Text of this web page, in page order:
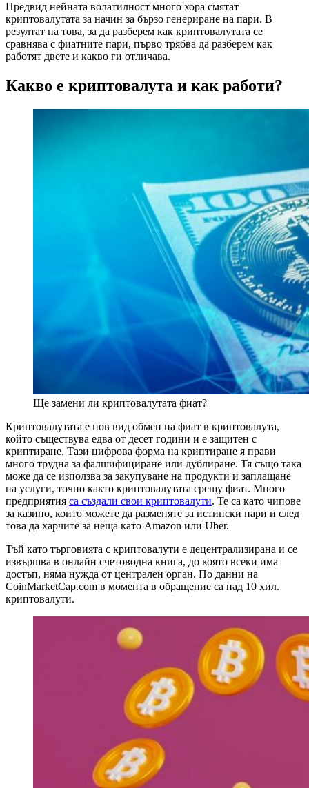
Предвид нейната волатилност много хора смятат
криптовалутата за начин за бързо генериране на пари. В
резултат на това, за да разберем как криптовалутата се
сравнява с фиатните пари, първо трябва да разберем как
работят двете и какво ги отличава.
Какво е криптовалута и как работи?
Ще замени ли криптовалутата фиат?
Криптовалутата е нов вид обмен на фиат в криптовалута,
който съществува едва от десет години и е защитен с
криптиране. Тази цифрова форма на криптиране я прави
много трудна за фалшифициране или дублиране. Тя също така
може да се използва за закупуване на продукти и заплащане
на услуги, точно както криптовалутата срещу фиат. Много
предприятия са създали свои криптовалути. Те са като чипове
за казино, които можете да разменяте за истински пари и след
това да харчите за неща като Amazon или Uber.
Тъй като търговията с криптовалути е децентрализирана и се
извършва в онлайн счетоводна книга, до която всеки има
достъп, няма нужда от централен орган. По данни на
CoinMarketCap.com в момента в обращение са над 10 хил.
криптовалути.